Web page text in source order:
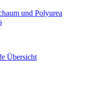
und Polyurea
Übersicht